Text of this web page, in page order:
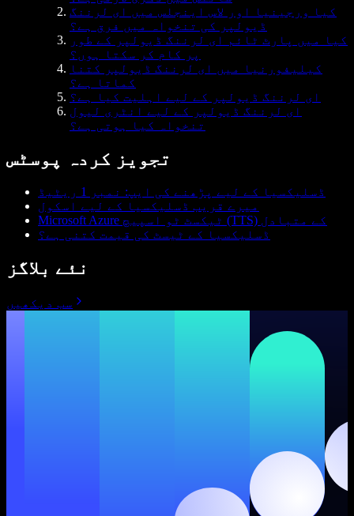
کیا ورجینیا اور لاس اینجلس میں ای لرننگ
ڈیولپر کی تنخواہ میں فرق ہے؟
کیا میں پارٹ ٹائم ای لرننگ ڈیولپر کے طور
پر کام کر سکتا ہوں؟
کیلیفورنیا میں ای لرننگ ڈیولپر کتنا
کماتا ہے؟
ای لرننگ ڈیولپر کے لیے اہلیت کیا ہے؟
ای لرننگ ڈیولپر کے لیے انٹری لیول
تنخواہ کیا ہوتی ہے؟
تجویز کردہ پوسٹس
ڈسلیکسیا کے لیے پڑھنے کی ایپ: نمبر 1 ریٹیڈ
میرے قریب ڈسلیکسیا کے لیے اسکول
Microsoft Azure ٹیکسٹ ٹو اسپیچ (TTS) کے متبادل
ڈسلیکسیا کے ٹیسٹ کی قیمت کتنی ہے؟
نئے بلاگز
سب دیکھیں